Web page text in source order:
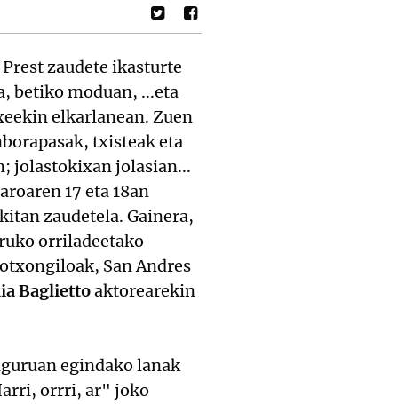
zaudete ikasturte
betiko moduan, ...eta
elkarlanean. Zuen
txisteak eta
jolastokixan jolasian...
17 eta 18an
zaudetela. Gainera,
orriladeetako
San Andres
Bagliettoaktorearekin
egindako lanak
orrri, ar" joko